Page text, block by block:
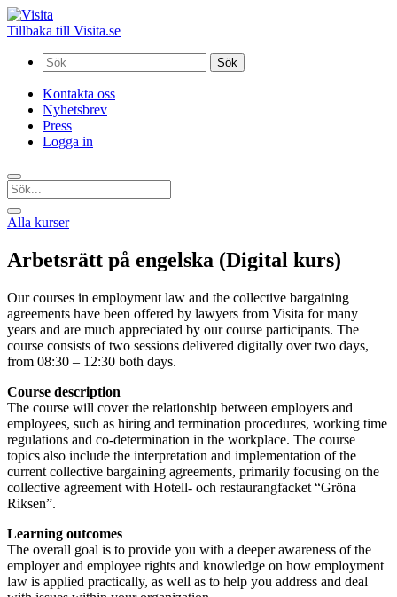
Tillbaka till Visita.se
Sök
efter:
Kontakta oss
Nyhetsbrev
Press
Logga in
Alla kurser
Arbetsrätt på engelska (Digital kurs)
Our courses in employment law and the collective bargaining
agreements have been offered by lawyers from Visita for many
years and are much appreciated by our course participants. The
course consists of two sessions delivered digitally over two days,
from 08:30 – 12:30 both days.
Course description
The course will cover the relationship between employers and
employees, such as hiring and termination procedures, working time
regulations and co-determination in the workplace. The course
topics also include the interpretation and implementation of the
current collective bargaining agreements, primarily focusing on the
collective agreement with Hotell- och restaurangfacket “Gröna
Riksen”.
Learning outcomes
The overall goal is to provide you with a deeper awareness of the
employer and employee rights and knowledge on how employment
law is applied practically, as well as to help you address and deal